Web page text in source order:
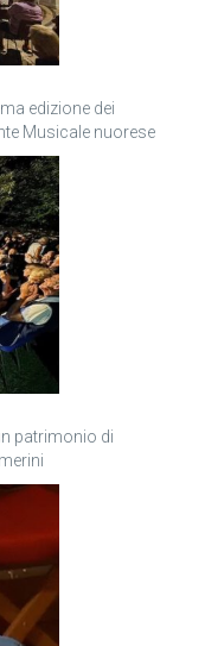
edizione dei
Musicale nuorese
patrimonio di